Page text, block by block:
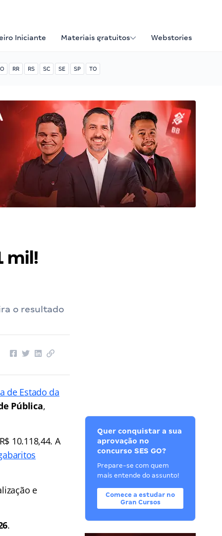
Iniciante Materiais gratuitos Webstories
RR RS SC SE SP TO
mil!
o resultado
de Estado da
Pública,
10.118,44. A
e
.
Quer conquistar a sua
aprovação no
concurso SES GO?
Prepare-se com quem
mais entende do assunto!
Comece a estudar no
Gran Cursos